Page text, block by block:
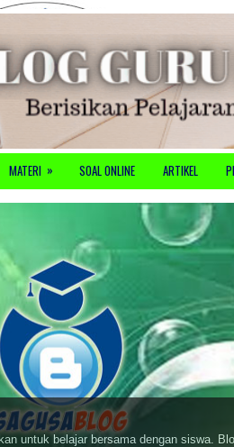
MATERI » SOAL ONLINE ARTIKEL
untuk belajar bersama dengan siswa.